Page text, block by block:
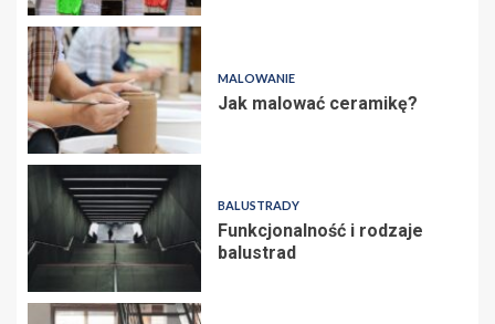
MALOWANIE
Jak malować ceramikę?
BALUSTRADY
Funkcjonalność i rodzaje
balustrad